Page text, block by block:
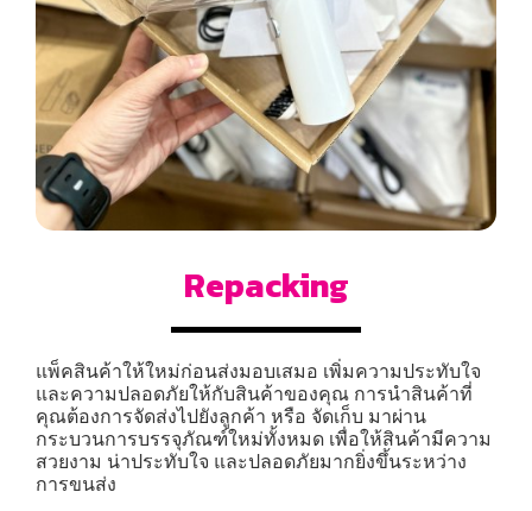
Repacking
แพ็คสินค้าให้ใหม่ก่อนส่งมอบเสมอ เพิ่มความประทับใจ
และความปลอดภัยให้กับสินค้าของคุณ การนำสินค้าที่
คุณต้องการจัดส่งไปยังลูกค้า หรือ จัดเก็บ มาผ่าน
กระบวนการบรรจุภัณฑ์ใหม่ทั้งหมด เพื่อให้สินค้ามีความ
สวยงาม น่าประทับใจ และปลอดภัยมากยิ่งขึ้นระหว่าง
การขนส่ง